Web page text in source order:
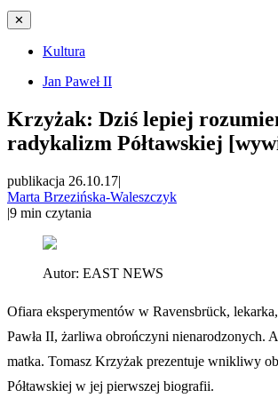
✕
Kultura
Jan Paweł II
Krzyżak: Dziś lepiej
radykalizm Półtawskiej
publikacja 26.10.17|
Marta Brzezińska-Waleszczyk
|9 min czytania
Autor: EAST NEWS
Ofiara eksperymentów w Ravensbrück,
Pawła II, żarliwa obrończyni nienarodzonych.
matka. Tomasz Krzyżak prezentuje wnikliwy
Półtawskiej w jej pierwszej biografii.